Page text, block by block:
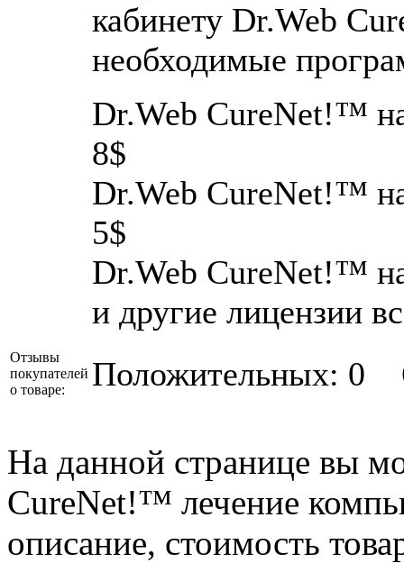
кабинету Dr.Web
необходимые
Dr.Web CureNet!™
8$
Dr.Web CureNet!™
5$
Dr.Web CureNet!™
и другие лицензии
Отзывы
покупателей
о товаре:
Положительных: 0
На данной странице вы
CureNet!™ лечение
описание, стоимость